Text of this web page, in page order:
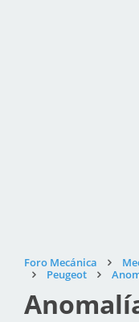
Foro Mecánica
Peugeot